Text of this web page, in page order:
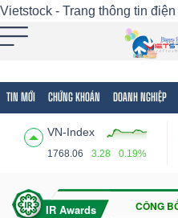
Vietstock - Trang thông tin
TIN MỚI CHỨNG KHOÁN DOANH NGHIỆP
VN-Index
1768.06 3.28 0.19%
Tất cả Tính năng
Tính
(-)